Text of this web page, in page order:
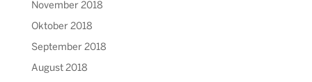
November 2018
Oktober 2018
September 2018
August 2018